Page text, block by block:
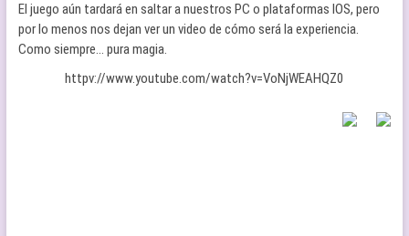
El juego aún tardará en saltar a nuestros PC o plataformas IOS, pero
por lo menos nos dejan ver un video de cómo será la experiencia.
Como siempre… pura magia.
httpv://www.youtube.com/watch?v=VoNjWEAHQZ0